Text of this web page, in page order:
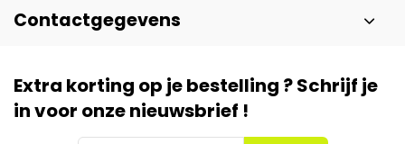
Contactgegevens
Extra korting op je bestelling ? Schrijf je
in voor onze nieuwsbrief !